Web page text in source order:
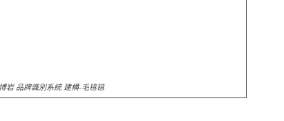
岩 品牌識別系統 建構-毛毰毰